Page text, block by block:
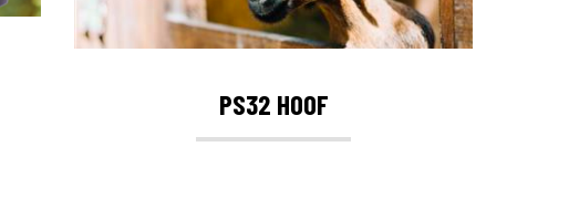
PS32 HOOF